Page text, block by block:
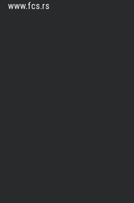
www.fcs.rs